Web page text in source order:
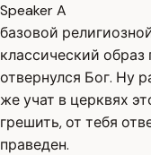
Speaker A
базовой
классический образ
отвернулся Бог. Ну
же учат в церквях
грешить, от тебя
праведен.